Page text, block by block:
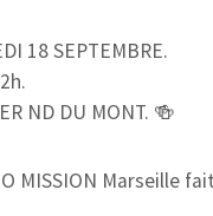
18 SEPTEMBRE.
ND DU MONT. 🍻
MISSION Marseille